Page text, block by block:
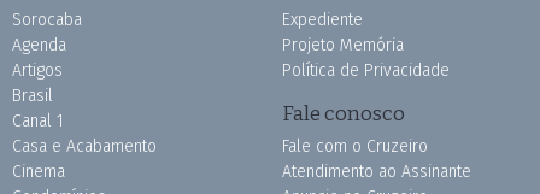
Sorocaba
Agenda
Artigos
Brasil
Canal 1
Casa e Acabamento
Cinema
Expediente
Projeto Memória
Política de Privacidade
Fale conosco
Fale com o Cruzeiro
Atendimento ao Assinante